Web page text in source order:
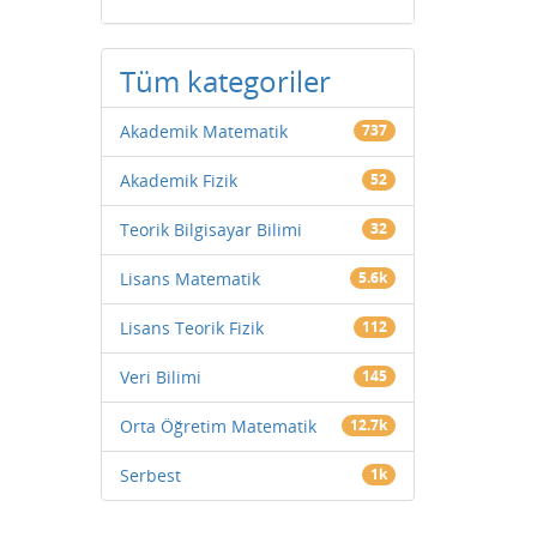
Tüm kategoriler
Akademik Matematik 737
Akademik Fizik 52
Teorik Bilgisayar Bilimi 32
Lisans Matematik 5.6k
Lisans Teorik Fizik 112
Veri Bilimi 145
Orta Öğretim Matematik 12.7k
Serbest 1k